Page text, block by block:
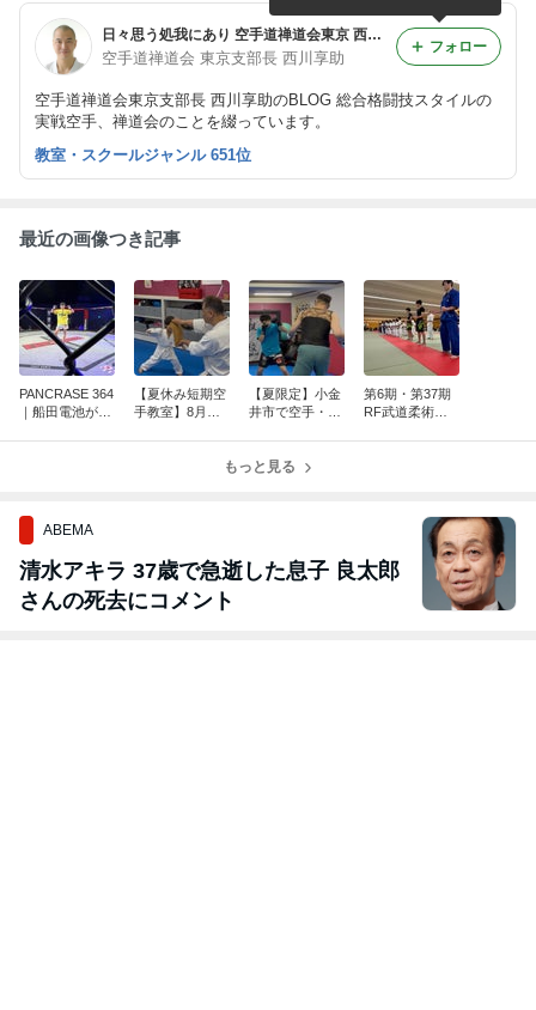
日々思う処我にあり 空手道禅道会東京 西川享助のBLOG 小金井市 港区六本木 新宿区大久保 小平市 空手 MMA
空手道禅道会 東京支部長 西川享助
空手道禅道会東京支部長 西川享助のBLOG 総合格闘技スタイルの
実戦空手、禅道会のことを綴っています。
フォロー
教室・スクールジャンル 651位
最近の画像つき記事
PANCRASE 364
｜船田電池が次
【夏休み短期空
手教室】8月コ
【夏限定】小金
井市で空手・格
得！一般部 入会
第6期・第37期
RF武道柔術関
もっと見る
ABEMA
清水アキラ 37歳で急逝した息子 良太郎
さんの死去にコメント